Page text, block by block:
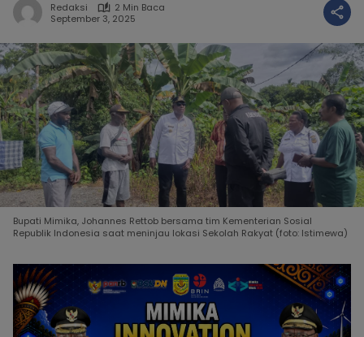
Redaksi
2 Min Baca
September 3, 2025
Bupati Mimika, Johannes Rettob bersama tim Kementerian Sosial
Republik Indonesia saat meninjau lokasi Sekolah Rakyat (foto: Istimewa)